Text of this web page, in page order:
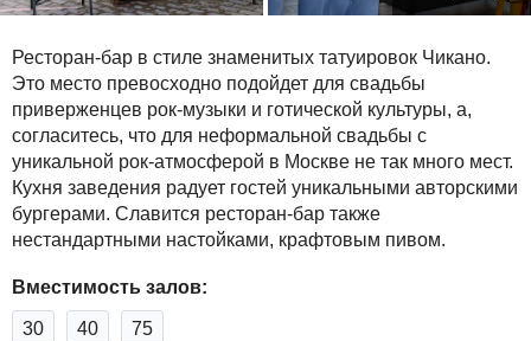
Ресторан-бар в стиле знаменитых татуировок Чикано.
Это место превосходно подойдет для свадьбы
приверженцев рок-музыки и готической культуры, а,
согласитесь, что для неформальной свадьбы с
уникальной рок-атмосферой в Москве не так много мест.
Кухня заведения радует гостей уникальными авторскими
бургерами. Славится ресторан-бар также
нестандартными настойками, крафтовым пивом.
Вместимость залов:
30 40 75